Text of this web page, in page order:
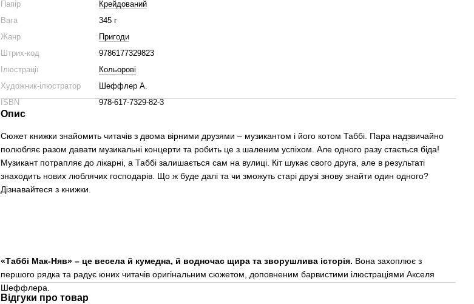
Папір
Крейдований
Вага
345 г
Жанр
Пригоди
Штрих-код
9786177329823
Ілюстрації
Кольорові
Художник-ілюстратор
Шеффлер А.
ISBN
978-617-7329-82-3
Опис
Сюжет книжки знайомить читачів з двома вірними друзями – музикантом і його котом Таббі. Пара надзвичайно
полюбляє разом давати музикальні концерти та робить це з шаленим успіхом. Але одного разу стається біда!
Музикант потрапляє до лікарні, а Таббі залишається сам на вулиці. Кіт шукає свого друга, але в результаті
знаходить нових люблячих господарів. Що ж буде далі та чи зможуть старі друзі знову знайти один одного?
Дізнавайтеся з книжки.
«Таббі Мак-Няв» – це весела й кумедна, й водночас щира та зворушлива історія. Вона захоплює з
першого рядка та радує юних читачів оригінальним сюжетом, доповненим барвистими ілюстраціями Акселя
Шеффлера.
Відгуки про товар